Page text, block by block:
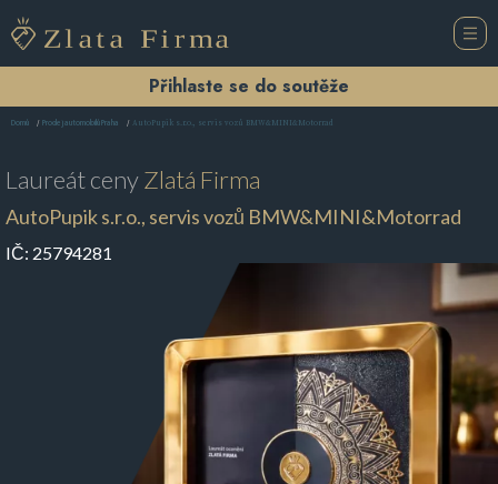
Přihlaste se do soutěže
Domů Prodej automobilů Praha AutoPupik s.r.o., servis vozů BMW&MINI&Motorrad
Laureát cenyZlatá Firma
AutoPupik s.r.o., servis vozů BMW&MINI&Motorrad
IČ: 25794281